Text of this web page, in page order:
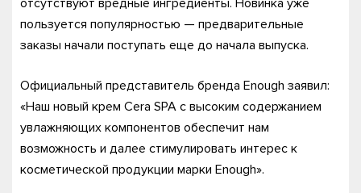
пользуется популярностью — предварительные
заказы начали поступать еще до начала выпуска.
Официальный представитель бренда Enough заявил:
«Наш новый крем Cera SPA с высоким содержанием
увлажняющих компонентов обеспечит нам
возможность и далее стимулировать интерес к
косметической продукции марки Enough».